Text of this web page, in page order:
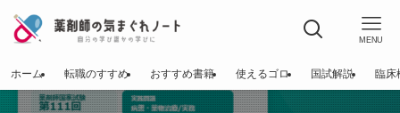
MENU
ホーム 転職のすすめ おすすめ書籍 使えるゴロ 国試解説 臨床